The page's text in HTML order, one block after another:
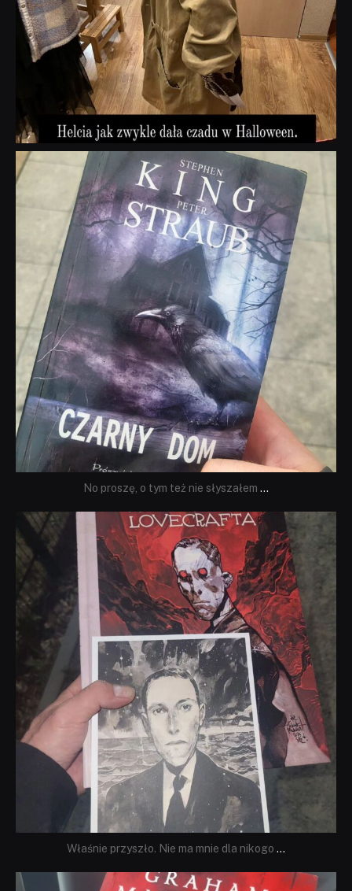
dobryhorror
Wrz 23
No proszę, o tym też nie słyszałem ...
dobryhorror
Wrz 19
Właśnie przyszło. Nie ma mnie dla nikogo ...
dobryhorror